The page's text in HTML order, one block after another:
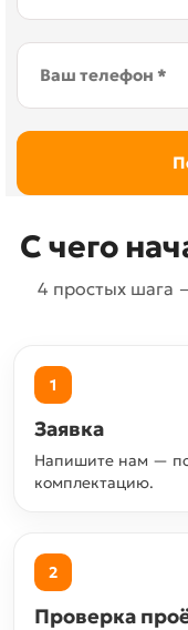
С чего
4 простых шага
1
Заявка
Напишите нам —
комплектацию.
2
Проверка